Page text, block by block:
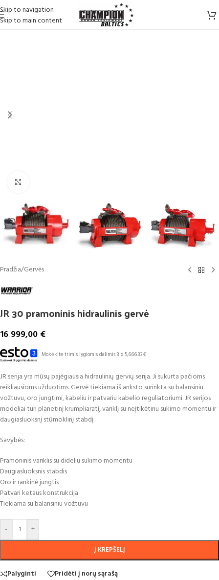
Skip to navigation
Skip to main content
Pradžia/Gervės
JR 30 pramoninis hidraulinis gervė
16 999,00 €
Mokėkite trimis lygiomis dalimis 3 x 5,666.33€
JR serija yra mūsų pajėgiausia hidraulinių gervių serija. Ji sukurta pačioms
reikliausioms užduotims. Gervė tiekiama iš anksto surinkta su balansiniu
vožtuvu, oro jungtimi, kabeliu ir patvariu kabelio reguliatoriumi. JR serijos
modeliai turi planetinį krumpliaratį, variklį su neįtikėtinu sukimo momentu ir
daugiasluoksnį stūmoklinį stabdį.
Savybės:
Pramoninis variklis su dideliu sukimo momentu
Daugiasluoksnis stabdis
Oro ir rankinė jungtis
Patvari ketaus konstrukcija
Tiekiama su balansiniu vožtuvu
- +
Į KREPŠELĮ
Palyginti Pridėti į norų sąrašą